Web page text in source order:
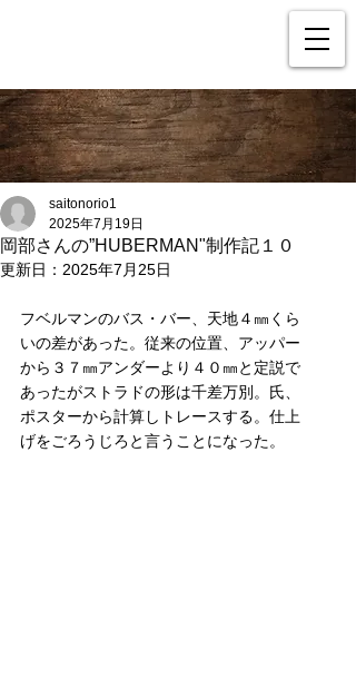
岡部さんの”HUBERMAN"制作記１０
saitonorio1
2025年7月19日
更新日： 2025年7月25日
フベルマンのバス・バー、天地４㎜くら
いの差があった。従来の位置、アッパー
から３７㎜アンダーより４０㎜と定説で
あったがストラドの形は千差万別。氏、
ポスターから計算しトレースする。仕上
げをごろうじろと言うことになった。